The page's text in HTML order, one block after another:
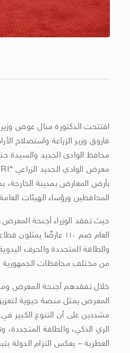
افتتحت الدكتورة منال عوض
فاروق وزير الزراعة واستصلاح
محافظ الوادى الجديد والسيدة
بأرض المعارض بمدينة الخارجة،
المحافظين ورؤساء الهيئات
حيث تفقد الوزراء أجنحة
العام ضم ١١٠ عارضًا
والطاقة المتجددة والحرف
من مختلف محافظات الجمهورية
خلال تفقدهم أجنحة المعرض
المعرض يمثل منصة حيوية لتعزيز
مشددين على أن التنوع الكبير
الري الذكي، والطاقة المتجددة،
العطرية – يعكس التزام الدولة